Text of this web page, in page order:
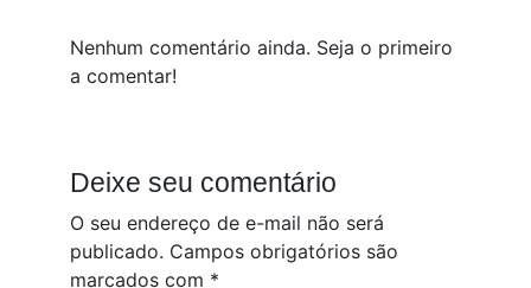
Nenhum comentário ainda. Seja o primeiro
a comentar!
Deixe seu comentário
O seu endereço de e-mail não será
publicado. Campos obrigatórios são
marcados com *